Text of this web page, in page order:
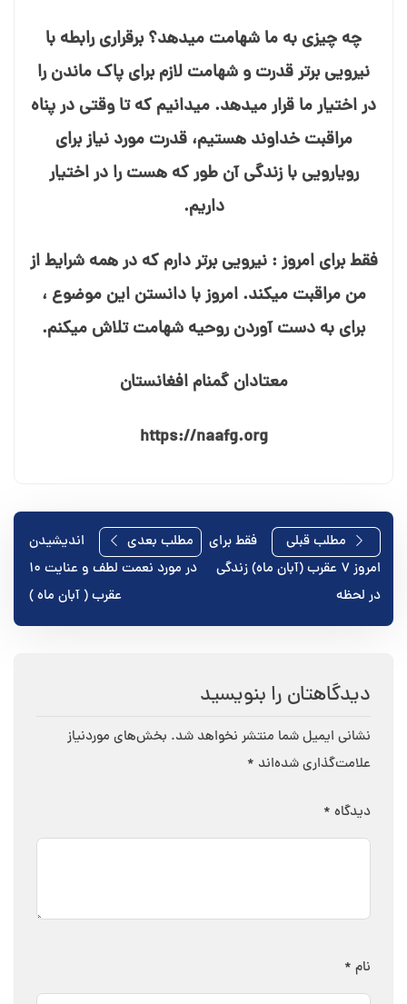
چه چیزی به ما شهامت می⁯دهد؟ برقراری رابطه با
نیرویی برتر قدرت و شهامت لازم برای پاک ماندن را
در اختیار ما قرار می⁯دهد. می⁯دانیم که تا وقتی در پناه
مراقبت خداوند هستیم، قدرت مورد نیاز برای
رویارویی با زندگی آن طور که هست را در اختیار
داریم.
فقط برای امروز : نیرویی برتر دارم که در همه شرایط از
من مراقبت می⁯کند. امروز با دانستن این موضوع ،
برای به دست آوردن روحیه شهامت تلاش می⁯کنم.
معتادان گمنام افغانستان
https://naafg.org
راهبری
نوشته
مطلب قبلی
فقط برای
امروز ۷ عقرب (آبان ماه) زندگی
در لحظه
مطلب بعدی
اندیشیدن
در مورد نعمت لطف و عنایت ۱۰
عقرب ( آبان ماه )
دیدگاهتان را بنویسید
نشانی ایمیل شما منتشر نخواهد شد. بخش‌های موردنیاز
علامت‌گذاری شده‌اند *
دیدگاه *
نام *